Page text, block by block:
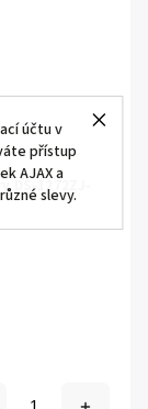
účtu v
přístup
AJAX a
slevy.
DS-1272ZJ-